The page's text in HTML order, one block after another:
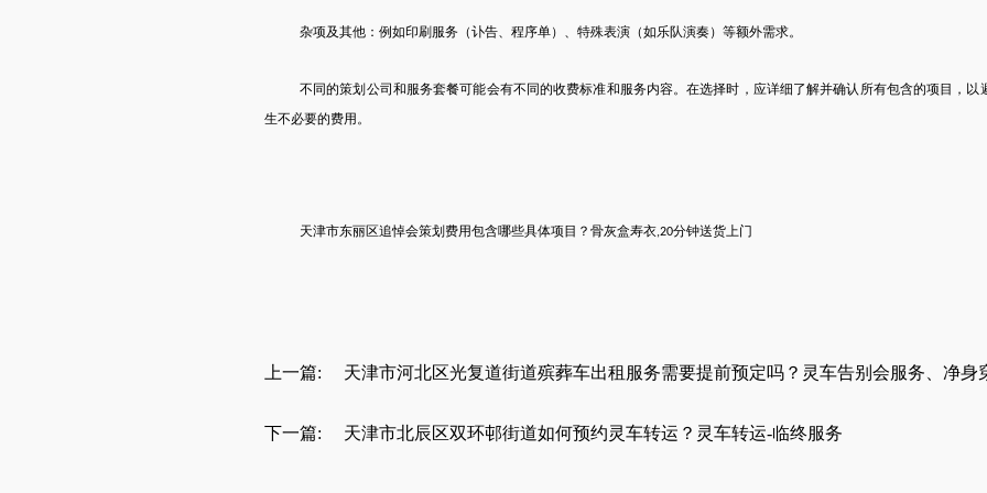
杂项及其他：例如印刷服务（讣告、程序单）、特殊表演（如乐队演奏）等额外需求。
不同的策划公司和服务套餐可能会有不同的收费标准和服务内容。在选择时，应详细了解并确认所有包含的项目，以
生不必要的费用。
天津市东丽区追悼会策划费用包含哪些具体项目？ 骨灰盒寿衣,20分钟送货上门
上一篇: 天津市河北区光复道街道殡葬车出租服务需要提前预定吗？灵车告别会服务、净身
下一篇: 天津市北辰区双环邨街道如何预约灵车转运？灵车转运-临终服务